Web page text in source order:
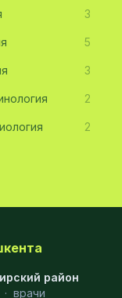
3
5
3
2
2
район
· врачи